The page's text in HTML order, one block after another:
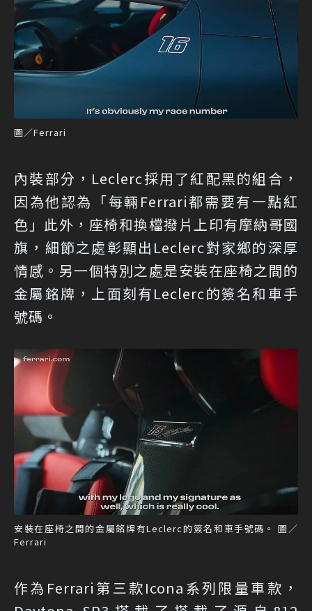
圖／Ferrari
內裝部分，Leclerc採用了紅配黑的組合，
因為他認為「每輛Ferrari都需要有一點紅
色」此外，座椅和換檔撥片上印有摩納哥國
旗，細節之處彰顯出Leclerc對家鄉的深厚
情感。另一個特別之處是安裝在座椅之間的
金屬銘牌，上面刻有Leclerc的簽名和車手
號碼。
安裝在座椅之間的金屬銘牌有Leclerc的簽名和車手號碼。 圖／
Ferrari
作為Ferrari第三款Icona系列限量車款，